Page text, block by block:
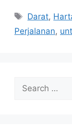
Tags
Darat,
Perjalanan,
Search
for: